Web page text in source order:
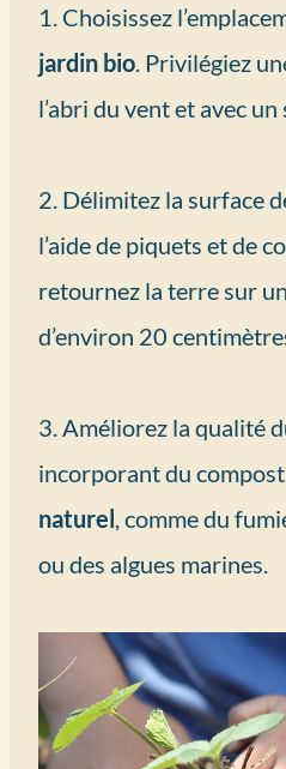
1. Choisissez
jardin bio . Privilégiez
l’abri du vent et avec
2. Délimitez la surface
l’aide de piquets et de
retournez la terre sur
d’environ 20
3. Améliorez la qualité
incorporant du
naturel , comme du
ou des algues marines.